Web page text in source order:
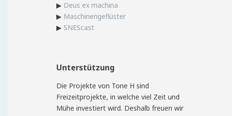
▶ Deus ex machina
▶ Maschinengeflüster
▶ SNEScast
Unterstützung
Die Projekte von Tone H sind
Freizeitprojekte, in welche viel Zeit und
Mühe investiert wird. Deshalb freuen wir